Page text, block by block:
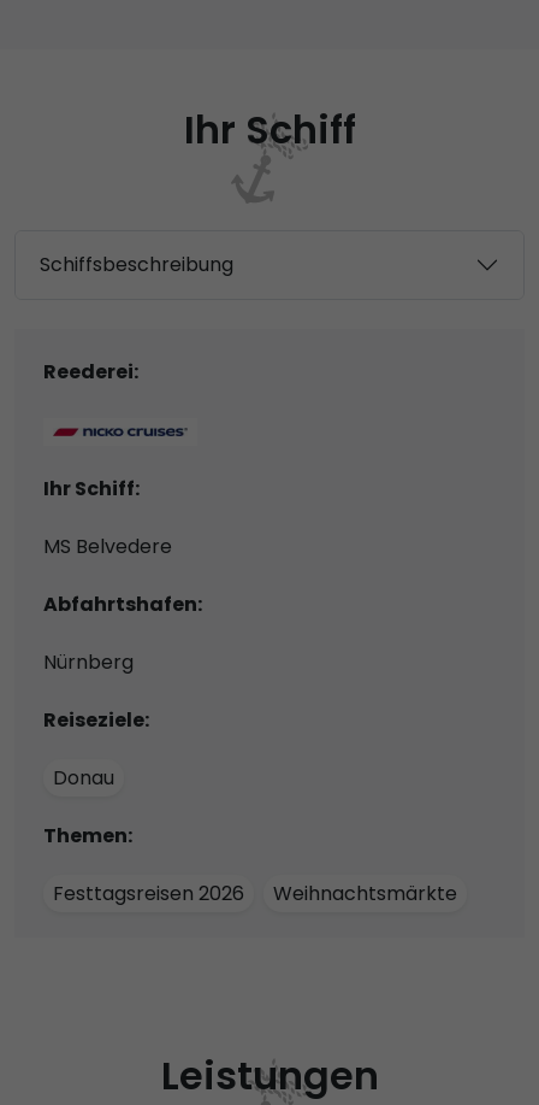
Ihr Schiff
Schiffsbeschreibung
Reederei:
Ihr Schiff:
MS Belvedere
Abfahrtshafen:
Nürnberg
Reiseziele:
Donau
Themen:
Festtagsreisen 2026 Weihnachtsmärkte
Leistungen